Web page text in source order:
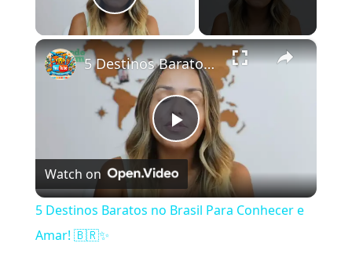
Play Video
×
Play Video
5 Destinos Baratos no Brasil Para Conhecer e Amar! 🇧🇷✨
Watch on
5 Destinos Baratos no Brasil Para Conhecer e
Amar! 🇧🇷✨